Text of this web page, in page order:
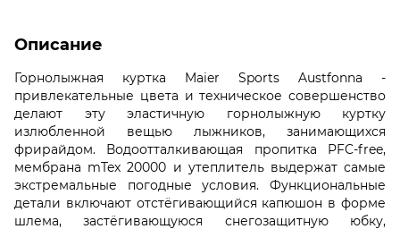
Описание
Горнолыжная куртка Maier Sports Austfonna -
привлекательные цвета и техническое совершенство
делают эту эластичную горнолыжную куртку
излюбленной вещью лыжников, занимающихся
фрирайдом. Водоотталкивающая пропитка PFC-free,
мембрана mTex 20000 и утеплитель выдержат самые
экстремальные погодные условия. Функциональные
детали включают отстёгивающийся капюшон в форме
шлема, застёгивающуюся снегозащитную юбку,